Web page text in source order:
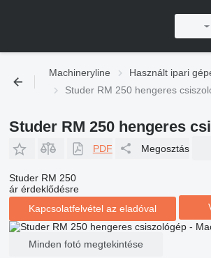
Machineryline Használt ipari
Studer RM 250 hengeres
Studer RM 250 hengeres
PDF Megosztás
Studer RM 250
ár érdeklődésre
Kapcsolatfelvétel az eladóval
Minden fotó megtekintése